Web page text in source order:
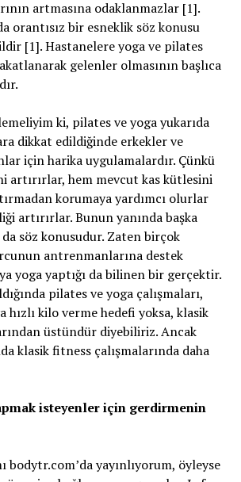
artmasına odaklanmazlar [1].
orantısız bir esneklik söz konusu
[1]. Hastanelere yoga ve pilates
gelenler olmasının başlıca
ki, pilates ve yoga yukarıda
dikkat edildiğinde erkekler ve
için harika uygulamalardır. Çünkü
artırırlar, hem mevcut kas kütlesini
korumaya yardımcı olurlar
artırırlar. Bunun yanında başka
söz konusudur. Zaten birçok
antrenmanlarına destek
yoga yaptığı da bilinen bir gerçektir.
pilates ve yoga çalışmaları,
hızlı kilo verme hedefi yoksa, klasik
üstündür diyebiliriz. Ancak
klasik fitness çalışmalarında daha
isteyenler için gerdirmenin
bodytr.com’da yayınlıyorum, öyleyse